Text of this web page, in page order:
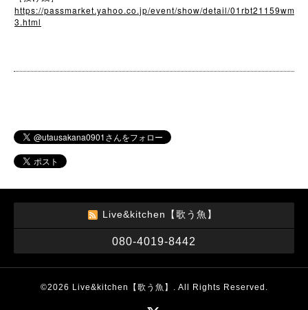
https://passmarket.yahoo.co.jp/event/show/detail/01rbt21159wm
3.html
Live&kitchen【歌う魚】
080-4019-8442
©2026 Live&kitchen【歌う魚】 . All Rights Reserved.